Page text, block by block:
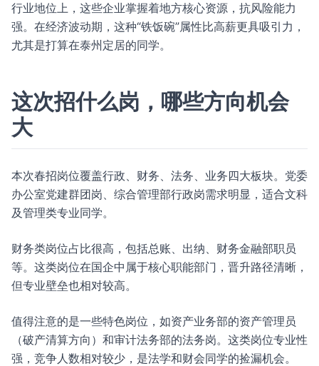
行业地位上，这些企业掌握着地方核心资源，抗风险能力
强。在经济波动期，这种“铁饭碗”属性比高薪更具吸引力，
尤其是打算在泰州定居的同学。
这次招什么岗，哪些方向机会
大
本次春招岗位覆盖行政、财务、法务、业务四大板块。党委
办公室党建群团岗、综合管理部行政岗需求明显，适合文科
及管理类专业同学。
财务类岗位占比很高，包括总账、出纳、财务金融部职员
等。这类岗位在国企中属于核心职能部门，晋升路径清晰，
但专业壁垒也相对较高。
值得注意的是一些特色岗位，如资产业务部的资产管理员
（破产清算方向）和审计法务部的法务岗。这类岗位专业性
强，竞争人数相对较少，是法学和财会同学的捡漏机会。